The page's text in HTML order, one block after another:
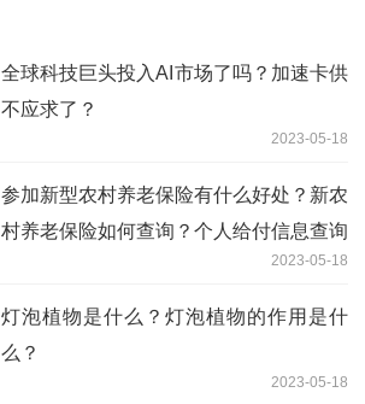
全球科技巨头投入AI市场了吗？加速卡供
不应求了？
2023-05-18
参加新型农村养老保险有什么好处？新农
村养老保险如何查询？个人给付信息查询
2023-05-18
灯泡植物是什么？灯泡植物的作用是什
么？
2023-05-18